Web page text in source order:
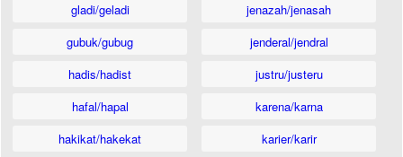
gladi/geladi
gubuk/gubug
hadis/hadist
hafal/hapal
hakikat/hakekat
jenazah/jenasah
jenderal/jendral
justru/justeru
karena/karna
karier/karir